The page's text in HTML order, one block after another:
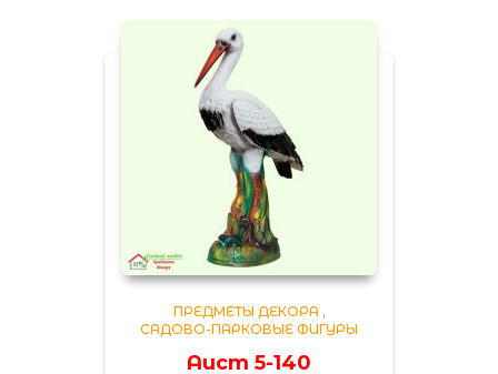
ПРЕДМЕТЫ ДЕКОРА ,
САДОВО-ПАРКОВЫЕ ФИГУРЫ
Аист 5-140